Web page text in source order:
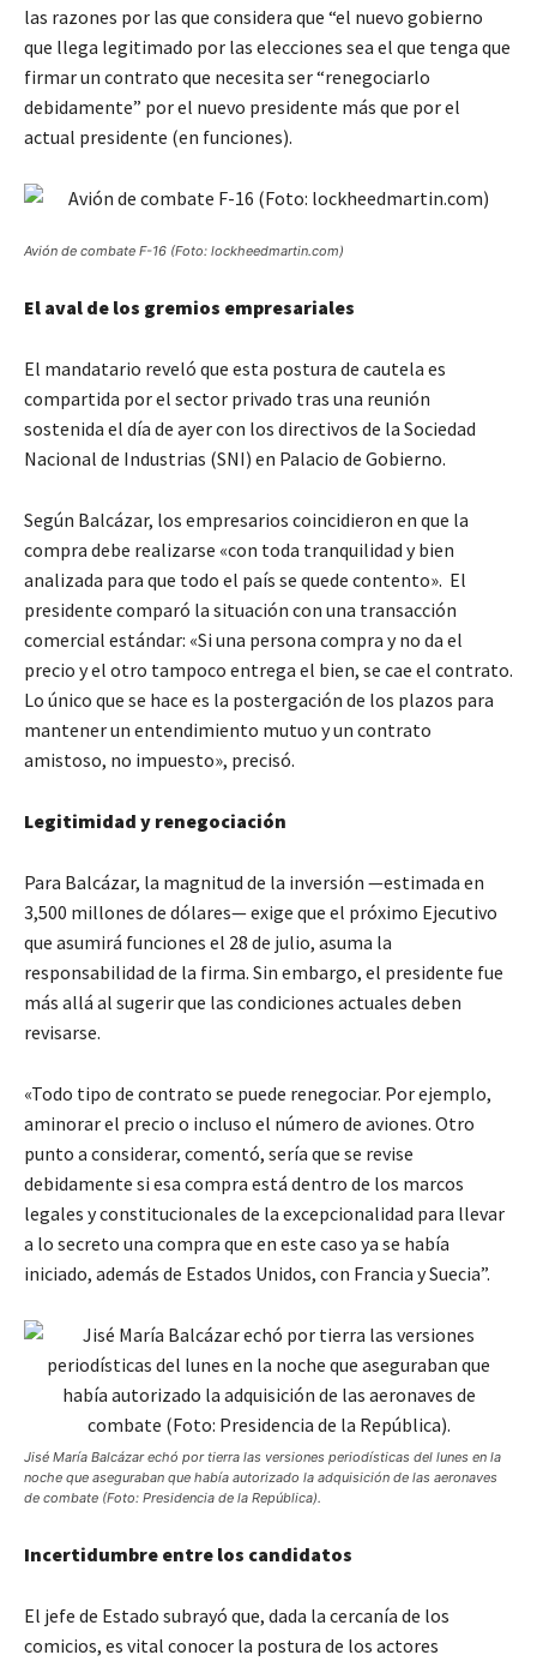
las razones por las que considera que “el nuevo gobierno
que llega legitimado por las elecciones sea el que tenga que
firmar un contrato que necesita ser “renegociarlo
debidamente” por el nuevo presidente más que por el
actual presidente (en funciones).
Avión de combate F-16 (Foto: lockheedmartin.com)
El aval de los gremios empresariales
El mandatario reveló que esta postura de cautela es
compartida por el sector privado tras una reunión
sostenida el día de ayer con los directivos de la Sociedad
Nacional de Industrias (SNI) en Palacio de Gobierno.
Según Balcázar, los empresarios coincidieron en que la
compra debe realizarse «con toda tranquilidad y bien
analizada para que todo el país se quede contento». El
presidente comparó la situación con una transacción
comercial estándar: «Si una persona compra y no da el
precio y el otro tampoco entrega el bien, se cae el contrato.
Lo único que se hace es la postergación de los plazos para
mantener un entendimiento mutuo y un contrato
amistoso, no impuesto», precisó.
Legitimidad y renegociación
Para Balcázar, la magnitud de la inversión —estimada en
3,500 millones de dólares— exige que el próximo Ejecutivo
que asumirá funciones el 28 de julio, asuma la
responsabilidad de la firma. Sin embargo, el presidente fue
más allá al sugerir que las condiciones actuales deben
revisarse.
«Todo tipo de contrato se puede renegociar. Por ejemplo,
aminorar el precio o incluso el número de aviones. Otro
punto a considerar, comentó, sería que se revise
debidamente si esa compra está dentro de los marcos
legales y constitucionales de la excepcionalidad para llevar
a lo secreto una compra que en este caso ya se había
iniciado, además de Estados Unidos, con Francia y Suecia”.
Jisé María Balcázar echó por tierra las versiones periodísticas del lunes en la
noche que aseguraban que había autorizado la adquisición de las aeronaves
de combate (Foto: Presidencia de la República).
Incertidumbre entre los candidatos
El jefe de Estado subrayó que, dada la cercanía de los
comicios, es vital conocer la postura de los actores